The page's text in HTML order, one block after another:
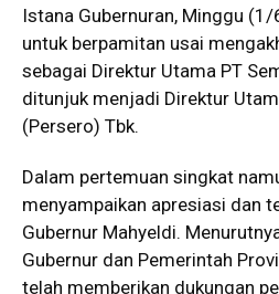
Istana Gubernuran, Minggu
untuk berpamitan usai
sebagai Direktur Utama PT
ditunjuk menjadi Direktur
(Persero) Tbk.
Dalam pertemuan singkat
menyampaikan apresiasi dan
Gubernur Mahyeldi.
Gubernur dan Pemerintah
telah memberikan dukungan